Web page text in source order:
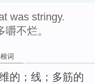
was stringy.
不烂。
词
的；线；多筋的